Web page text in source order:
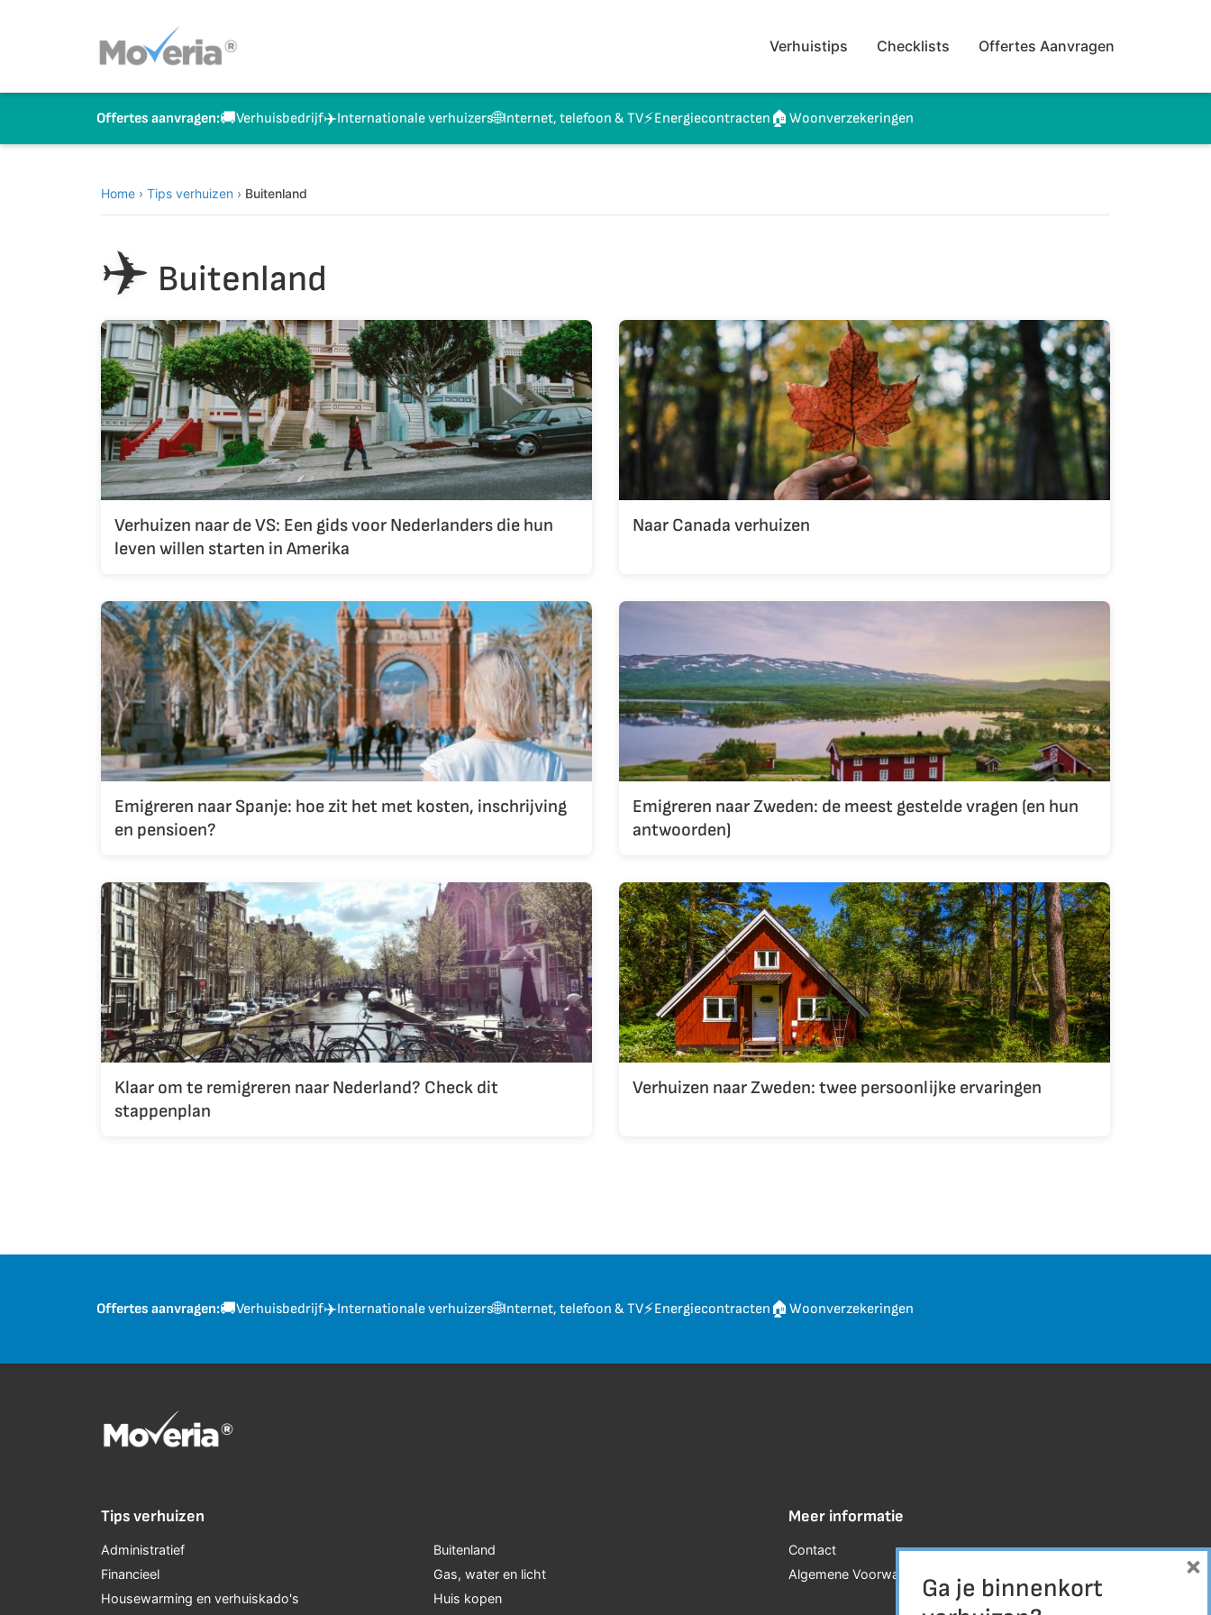
Verhuistips Checklists Offertes Aanvragen
Offertes aanvragen:🚚Verhuisbedrijf✈️Internationale verhuizers🌐Internet, telefoon & TV⚡Energiecontracten 🏠 Woonverzekeringen
Home › Tips verhuizen › Buitenland
✈️ Buitenland
Verhuizen naar de VS: Een gids voor Nederlanders die hun
leven willen starten in Amerika
Naar Canada verhuizen
Emigreren naar Spanje: hoe zit het met kosten, inschrijving
en pensioen?
Emigreren naar Zweden: de meest gestelde vragen (en hun
antwoorden)
Klaar om te remigreren naar Nederland? Check dit
stappenplan
Verhuizen naar Zweden: twee persoonlijke ervaringen
Offertes aanvragen:🚚Verhuisbedrijf✈️Internationale verhuizers🌐Internet, telefoon & TV⚡Energiecontracten 🏠 Woonverzekeringen
Tips verhuizen
Administratief
Financieel
Housewarming en verhuiskado's
Buitenland
Gas, water en licht
Huis kopen
Meer informatie
Contact
Algemene VoorwaardenGa je binnenkort
×